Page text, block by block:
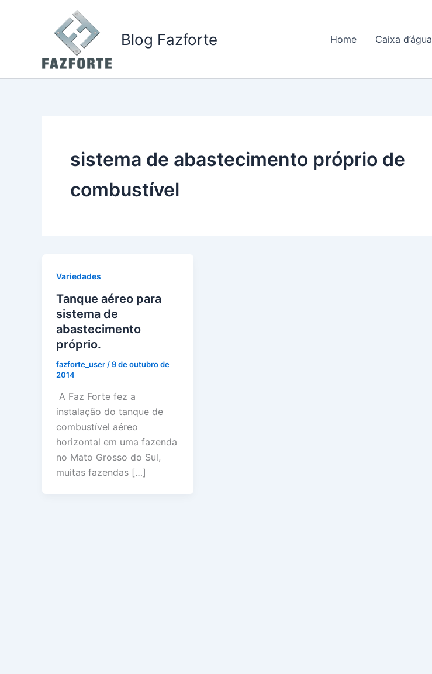
Blog Fazforte Home Caixa d’água
sistema de abastecimento próprio de
combustível
Variedades
Tanque aéreo para
sistema de
abastecimento
próprio.
fazforte_user /9 de outubro de
2014
A Faz Forte fez a
instalação do tanque de
combustível aéreo
horizontal em uma fazenda
no Mato Grosso do Sul,
muitas fazendas […]